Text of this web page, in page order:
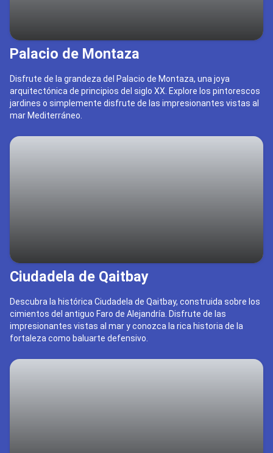
Palacio de Montaza
Disfrute de la grandeza del Palacio de Montaza, una joya
arquitectónica de principios del siglo XX. Explore los pintorescos
jardines o simplemente disfrute de las impresionantes vistas al
mar Mediterráneo.
Ciudadela de Qaitbay
Descubra la histórica Ciudadela de Qaitbay, construida sobre los
cimientos del antiguo Faro de Alejandría. Disfrute de las
impresionantes vistas al mar y conozca la rica historia de la
fortaleza como baluarte defensivo.